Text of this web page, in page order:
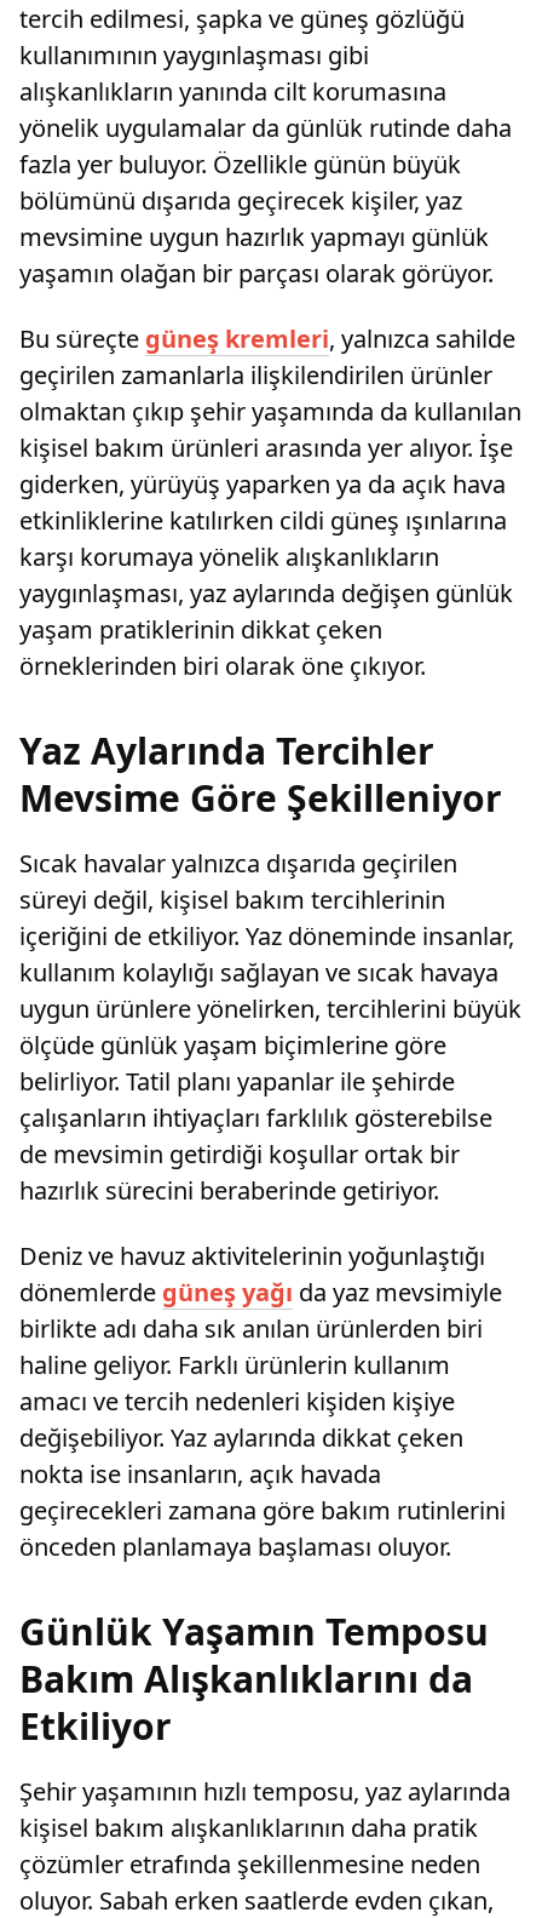
tercih edilmesi, şapka ve güneş gözlüğü
kullanımının yaygınlaşması gibi
alışkanlıkların yanında cilt korumasına
yönelik uygulamalar da günlük rutinde daha
fazla yer buluyor. Özellikle günün büyük
bölümünü dışarıda geçirecek kişiler, yaz
mevsimine uygun hazırlık yapmayı günlük
yaşamın olağan bir parçası olarak görüyor.
Bu süreçte güneş kremleri, yalnızca sahilde
geçirilen zamanlarla ilişkilendirilen ürünler
olmaktan çıkıp şehir yaşamında da kullanılan
kişisel bakım ürünleri arasında yer alıyor. İşe
giderken, yürüyüş yaparken ya da açık hava
etkinliklerine katılırken cildi güneş ışınlarına
karşı korumaya yönelik alışkanlıkların
yaygınlaşması, yaz aylarında değişen günlük
yaşam pratiklerinin dikkat çeken
örneklerinden biri olarak öne çıkıyor.
Yaz Aylarında Tercihler
Mevsime Göre Şekilleniyor
Sıcak havalar yalnızca dışarıda geçirilen
süreyi değil, kişisel bakım tercihlerinin
içeriğini de etkiliyor. Yaz döneminde insanlar,
kullanım kolaylığı sağlayan ve sıcak havaya
uygun ürünlere yönelirken, tercihlerini büyük
ölçüde günlük yaşam biçimlerine göre
belirliyor. Tatil planı yapanlar ile şehirde
çalışanların ihtiyaçları farklılık gösterebilse
de mevsimin getirdiği koşullar ortak bir
hazırlık sürecini beraberinde getiriyor.
Deniz ve havuz aktivitelerinin yoğunlaştığı
dönemlerde güneş yağı da yaz mevsimiyle
birlikte adı daha sık anılan ürünlerden biri
haline geliyor. Farklı ürünlerin kullanım
amacı ve tercih nedenleri kişiden kişiye
değişebiliyor. Yaz aylarında dikkat çeken
nokta ise insanların, açık havada
geçirecekleri zamana göre bakım rutinlerini
önceden planlamaya başlaması oluyor.
Günlük Yaşamın Temposu
Bakım Alışkanlıklarını da
Etkiliyor
Şehir yaşamının hızlı temposu, yaz aylarında
kişisel bakım alışkanlıklarının daha pratik
çözümler etrafında şekillenmesine neden
oluyor. Sabah erken saatlerde evden çıkan,